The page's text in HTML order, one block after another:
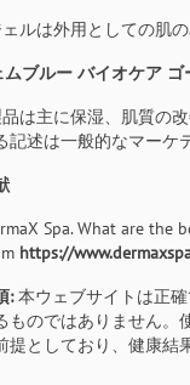
ェルは外用としての肌
ムブルー バイオケア
品は主に保湿、肌質の
記述は一般的なマーケ
Spa. What are the
https://
:本ウェブサイトは正
ものではありません。
提としており、健康結